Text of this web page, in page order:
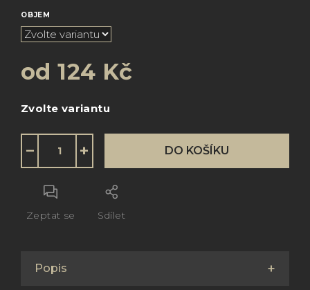
OBJEM
od124 Kč
cena:
Zvolte variantu
+
− DO KOŠÍKU
Zeptat se Sdílet
Popis